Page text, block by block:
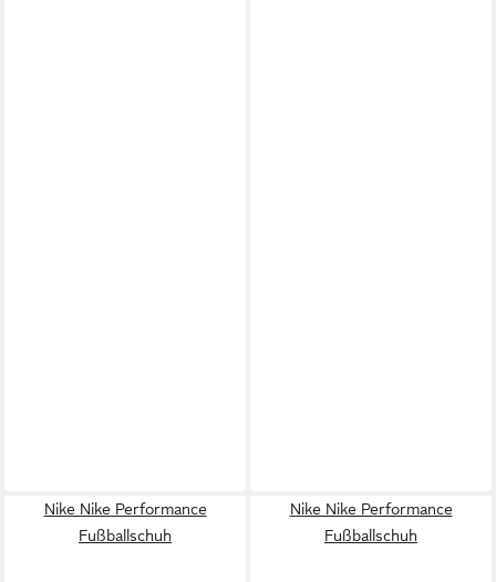
Nike Nike Performance
Fußballschuh
Nike Nike Performance
Fußballschuh